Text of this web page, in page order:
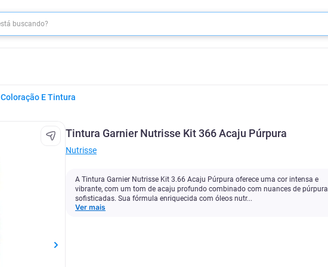
Coloração E Tintura
Tintura Garnier Nutrisse Kit 366 Acaju Púrpura
Nutrisse
A Tintura Garnier Nutrisse Kit 3.66 Acaju Púrpura oferece uma cor intensa e
vibrante, com um tom de acaju profundo combinado com nuances de púrpura
sofisticadas. Sua fórmula enriquecida com óleos nutr...
Ver mais